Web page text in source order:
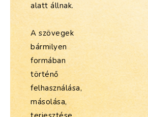
alatt állnak.
A szövegek
bármilyen
formában
történő
felhasználása,
másolása,